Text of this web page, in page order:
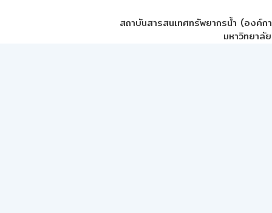
สถาบันสารสนเทศทรัพยากรน้ำ (องค์ก
มหาวิทยาลั